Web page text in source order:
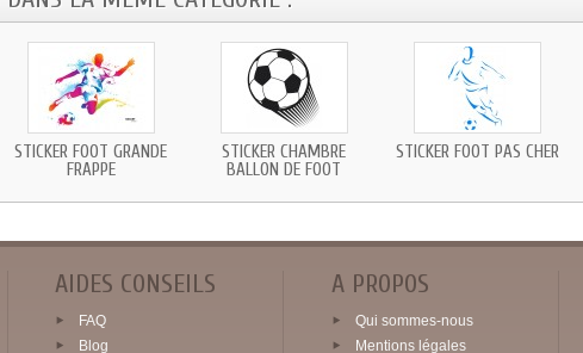
STICKER FOOT GRANDE
FRAPPE
STICKER CHAMBRE
BALLON DE FOOT
STICKER FOOT PAS CHER
AIDES CONSEILS
FAQ
Blog
A PROPOS
Qui sommes-nous
Mentions légales